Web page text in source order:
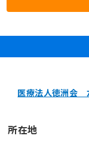
医療法人徳洲会
所在地